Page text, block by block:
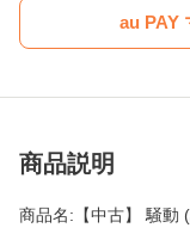
au PAY
商品説明
商品名:【中古】 騒動